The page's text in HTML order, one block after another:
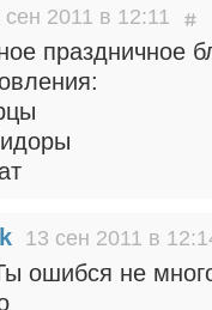
сен 2011 в 12:11
праздничное
13 сен 2011 в
ошибся не